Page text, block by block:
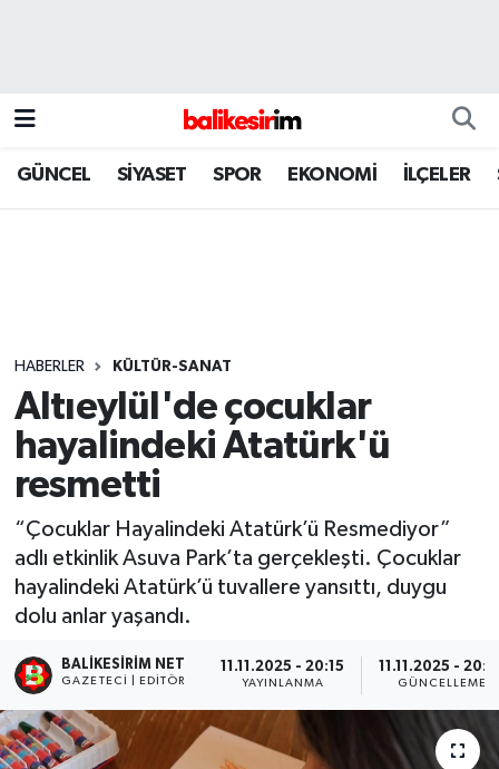
GÜNCEL SİYASET SPOR EKONOMİ İLÇELER
HABERLER KÜLTÜR-SANAT
Altıeylül'de çocuklar
hayalindeki Atatürk'ü
resmetti
“Çocuklar Hayalindeki Atatürk’ü Resmediyor”
adlı etkinlik Asuva Park’ta gerçekleşti. Çocuklar
hayalindeki Atatürk’ü tuvallere yansıttı, duygu
dolu anlar yaşandı.
BALIKESIRIM NET
GAZETECI | EDITÖR
11.11.2025 - 20:15
YAYINLANMA
11.11.2025 -
GÜNCELLEME